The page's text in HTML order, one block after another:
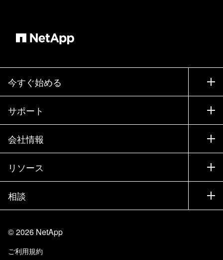
今すぐ始める
購入方法
営業チームへのお問い合わせ
パートナーを検索
エグゼクティブ ブリーフィング
製品A-Z
サポート
サポート
トレーニング
ドキュメント
ナレッジ ベース
コミュニティ
知識の習得
会社情報
会社情報
パートナー
採用情報
Trust Center
責任と持続可能性
リソース
ニュースルーム
イベント
ブログ
カスタマー エクスペリエンス
相談
当サイトに関するフィードバック
アクセシビリティ
©2026 NetApp
ご利用規約